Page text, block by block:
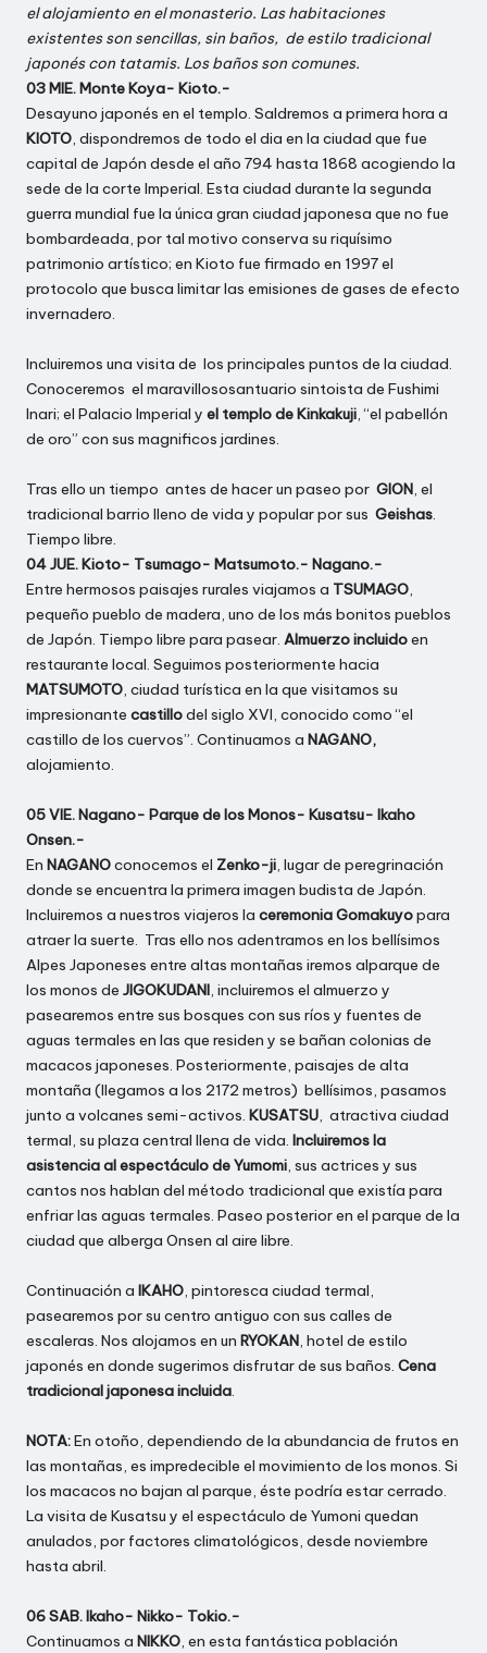
el alojamiento en el monasterio. Las habitaciones
existentes son sencillas, sin baños, de estilo tradicional
japonés con tatamis. Los baños son comunes.
03 MIE. Monte Koya- Kioto.-
Desayuno japonés en el templo. Saldremos a primera hora a
KIOTO, dispondremos de todo el dia en la ciudad que fue
capital de Japón desde el año 794 hasta 1868 acogiendo la
sede de la corte Imperial. Esta ciudad durante la segunda
guerra mundial fue la única gran ciudad japonesa que no fue
bombardeada, por tal motivo conserva su riquísimo
patrimonio artístico; en Kioto fue firmado en 1997 el
protocolo que busca limitar las emisiones de gases de efecto
invernadero.
Incluiremos una visita de los principales puntos de la ciudad.
Conoceremos el maravillososantuario sintoista de Fushimi
Inari; el Palacio Imperial y el templo de Kinkakuji, “el pabellón
de oro” con sus magnificos jardines.
Tras ello un tiempo antes de hacer un paseo por GION, el
tradicional barrio lleno de vida y popular por sus Geishas.
Tiempo libre.
04 JUE. Kioto- Tsumago- Matsumoto.- Nagano.-
Entre hermosos paisajes rurales viajamos a TSUMAGO,
pequeño pueblo de madera, uno de los más bonitos pueblos
de Japón. Tiempo libre para pasear. Almuerzo incluidoen
restaurante local. Seguimos posteriormente hacia
MATSUMOTO, ciudad turística en la que visitamos su
impresionante castillodel siglo XVI, conocido como “el
castillo de los cuervos”. Continuamos a NAGANO,
alojamiento.
05 VIE. Nagano- Parque de los Monos- Kusatsu- Ikaho
Onsen.-
En NAGANOconocemos el Zenko-ji, lugar de peregrinación
donde se encuentra la primera imagen budista de Japón.
Incluiremos a nuestros viajeros la ceremonia Gomakuyopara
atraer la suerte. Tras ello nos adentramos en los bellísimos
Alpes Japoneses entre altas montañas iremos alparque de
los monos de JIGOKUDANI, incluiremos el almuerzo y
pasearemos entre sus bosques con sus ríos y fuentes de
aguas termales en las que residen y se bañan colonias de
macacos japoneses. Posteriormente, paisajes de alta
montaña (llegamos a los 2172 metros) bellísimos, pasamos
junto a volcanes semi-activos. KUSATSU, atractiva ciudad
termal, su plaza central llena de vida. Incluiremos la
asistencia al espectáculo de Yumomi, sus actrices y sus
cantos nos hablan del método tradicional que existía para
enfriar las aguas termales. Paseo posterior en el parque de la
ciudad que alberga Onsen al aire libre.
Continuación a IKAHO, pintoresca ciudad termal,
pasearemos por su centro antiguo con sus calles de
escaleras. Nos alojamos en un RYOKAN, hotel de estilo
japonés en donde sugerimos disfrutar de sus baños. Cena
tradicional japonesa incluida.
NOTA:En otoño, dependiendo de la abundancia de frutos en
las montañas, es impredecible el movimiento de los monos. Si
los macacos no bajan al parque, éste podría estar cerrado.
La visita de Kusatsu y el espectáculo de Yumoni quedan
anulados, por factores climatológicos, desde noviembre
hasta abril.
06 SAB. Ikaho- Nikko- Tokio.-
Continuamos a NIKKO, en esta fantástica población